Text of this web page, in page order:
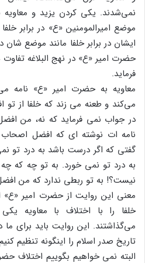
نمی‌شدند. یکی کردن یزید و
موضع امیرالمومنین «ع» در برابر
ایشان در برابر خلفا مانند موضع شان
حضرت امیر «ع» در نهج البلاغه
فرماید.
معاویه به حضرت امیر «ع» نامه
می‌کند و طعنه می زند که خلفا از تو
در جواب نمی فرماید که نه، من
نامه ات نوشته ای که افضل
گفتی که اگر درست باشد به درد تو
به درد تو نمی خورد. به تو چه
نیست؟! به تو ربطی ندارد که من
معنی این روایت از حضرت امیر
خلفا را با اختلاف با معاویه
می‌گذاشتند. این روایت باید برای
تاریخ صدر اسلام را اینگونه تنظیم
البته نمی خواهیم بگوییم اختلاف